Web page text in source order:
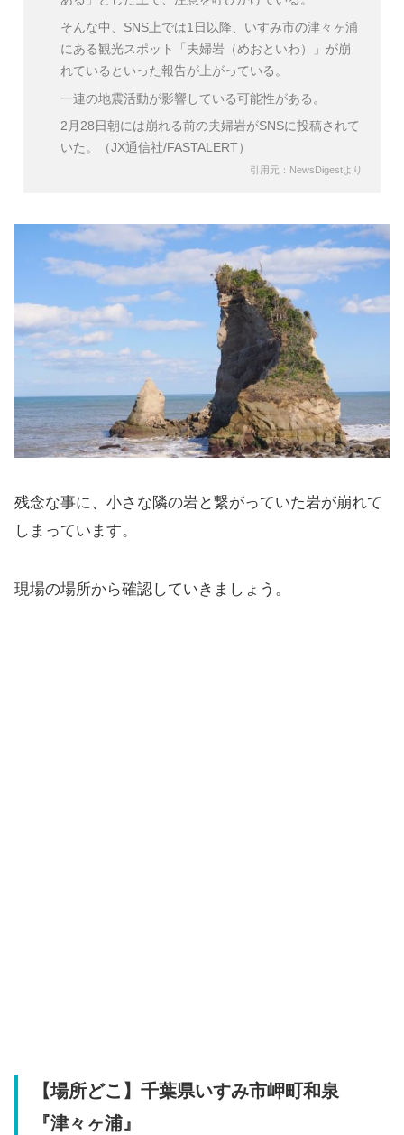
そんな中、SNS上では1日以降、いすみ市の津々ヶ浦
にある観光スポット「夫婦岩（めおといわ）」が崩
れているといった報告が上がっている。
一連の地震活動が影響している可能性がある。
2月28日朝には崩れる前の夫婦岩がSNSに投稿されて
いた。（JX通信社/FASTALERT）
引用元：NewsDigestより
残念な事に、小さな隣の岩と繋がっていた岩が崩れて
しまっています。
現場の場所から確認していきましょう。
【場所どこ】千葉県いすみ市岬町和泉
『津々ヶ浦』